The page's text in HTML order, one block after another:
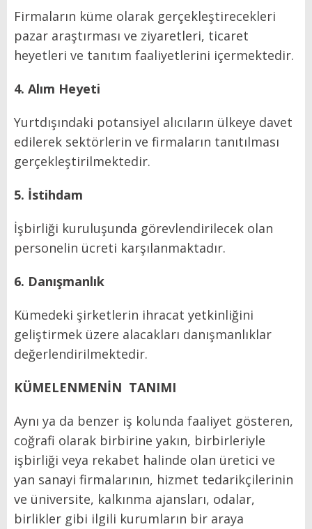
Firmaların küme olarak gerçekleştirecekleri
pazar araştırması ve ziyaretleri, ticaret
heyetleri ve tanıtım faaliyetlerini içermektedir.
4. Alım Heyeti
Yurtdışındaki potansiyel alıcıların ülkeye davet
edilerek sektörlerin ve firmaların tanıtılması
gerçekleştirilmektedir.
5. İstihdam
İşbirliği kuruluşunda görevlendirilecek olan
personelin ücreti karşılanmaktadır.
6. Danışmanlık
Kümedeki şirketlerin ihracat yetkinliğini
geliştirmek üzere alacakları danışmanlıklar
değerlendirilmektedir.
KÜMELENMENİN TANIMI
Aynı ya da benzer iş kolunda faaliyet gösteren,
coğrafi olarak birbirine yakın, birbirleriyle
işbirliği veya rekabet halinde olan üretici ve
yan sanayi firmalarının, hizmet tedarikçilerinin
ve üniversite, kalkınma ajansları, odalar,
birlikler gibi ilgili kurumların bir araya